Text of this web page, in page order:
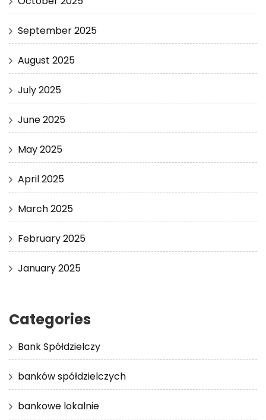
September 2025
August 2025
July 2025
June 2025
May 2025
April 2025
March 2025
February 2025
January 2025
Categories
Bank Spółdzielczy
banków spółdzielczych
bankowe lokalnie